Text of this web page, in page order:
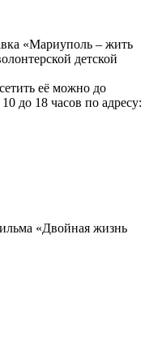
«Мариуполь – жить
детской
её можно до
до 18 часов по адресу:
«Двойная жизнь